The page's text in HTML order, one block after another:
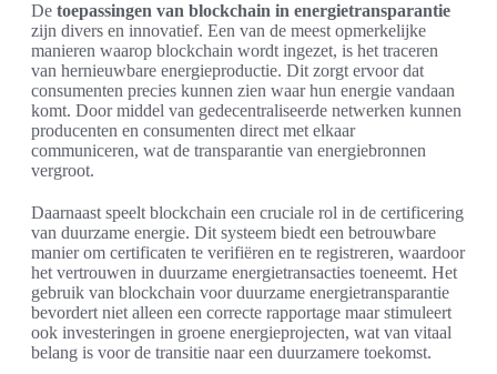
De toepassingen van blockchain in energietransparantie
zijn divers en innovatief. Een van de meest opmerkelijke
manieren waarop blockchain wordt ingezet, is het traceren
van hernieuwbare energieproductie. Dit zorgt ervoor dat
consumenten precies kunnen zien waar hun energie vandaan
komt. Door middel van gedecentraliseerde netwerken kunnen
producenten en consumenten direct met elkaar
communiceren, wat de transparantie van energiebronnen
vergroot.
Daarnaast speelt blockchain een cruciale rol in de certificering
van duurzame energie. Dit systeem biedt een betrouwbare
manier om certificaten te verifiëren en te registreren, waardoor
het vertrouwen in duurzame energietransacties toeneemt. Het
gebruik van blockchain voor duurzame energietransparantie
bevordert niet alleen een correcte rapportage maar stimuleert
ook investeringen in groene energieprojecten, wat van vitaal
belang is voor de transitie naar een duurzamere toekomst.